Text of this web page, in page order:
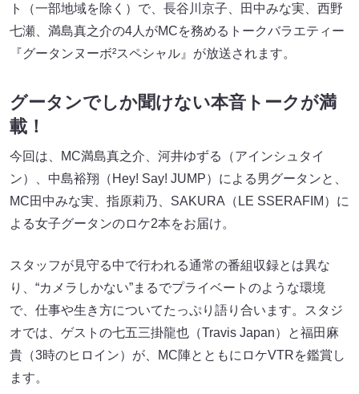
ト（一部地域を除く）で、長谷川京子、田中みな実、西野
七瀬、満島真之介の4人がMCを務めるトークバラエティー
『グータンヌーボ²スペシャル』が放送されます。
グータンでしか聞けない本音トークが満
載！
今回は、MC満島真之介、河井ゆずる（アインシュタイ
ン）、中島裕翔（Hey! Say! JUMP）による男グータンと、
MC田中みな実、指原莉乃、SAKURA（LE SSERAFIM）に
よる女子グータンのロケ2本をお届け。
スタッフが見守る中で行われる通常の番組収録とは異な
り、“カメラしかない”まるでプライベートのような環境
で、仕事や生き方についてたっぷり語り合います。スタジ
オでは、ゲストの七五三掛龍也（Travis Japan）と福田麻
貴（3時のヒロイン）が、MC陣とともにロケVTRを鑑賞し
ます。